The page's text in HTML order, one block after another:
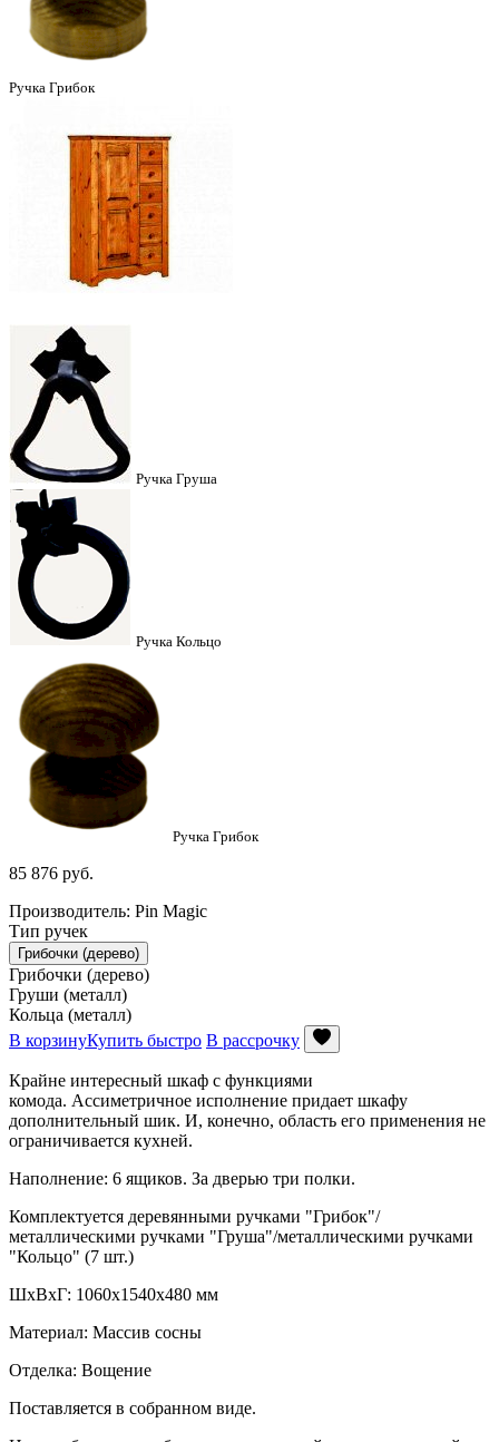
Ручка Грибок
Ручка Груша
Ручка Кольцо
Ручка Грибок
85 876 руб.
Производитель: Pin Magic
Тип ручек
Грибочки (дерево)
Грибочки (дерево)
Груши (металл)
Кольца (металл)
В корзинуКупить быстро В рассрочку
Крайне интересный шкаф с функциями
комода. Ассиметричное исполнение придает шкафу
дополнительный шик. И, конечно, область его применения не
ограничивается кухней.
Наполнение: 6 ящиков. За дверью три полки.
Комплектуется деревянными ручками "Грибок"/
металлическими ручками "Груша"/металлическими ручками
"Кольцо" (7 шт.)
ШxВхГ: 1060х1540х480 мм
Материал: Массив сосны
Отделка: Вощение
Поставляется в собранном виде.